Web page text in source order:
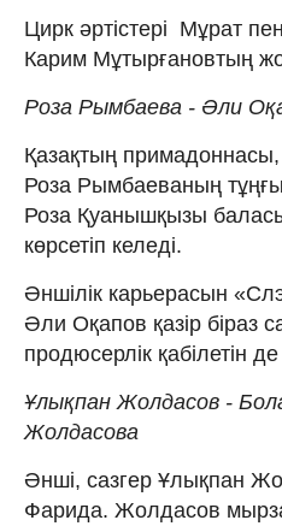
Цирк әртістері Мұрат
Карим Мұтырғановтың
Роза Рымбаева - Әли
Қазақтың примадоннасы,
Роза Рымбаеваның
Роза Қуанышқызы
көрсетіп келеді.
Әншілік карьерасын
Әли Оқапов қазір біраз
продюсерлік қабілетін
Ұлықпан Жолдасов -
Жолдасова
Әнші, сазгер Ұлықпан
Фарида. Жолдасов